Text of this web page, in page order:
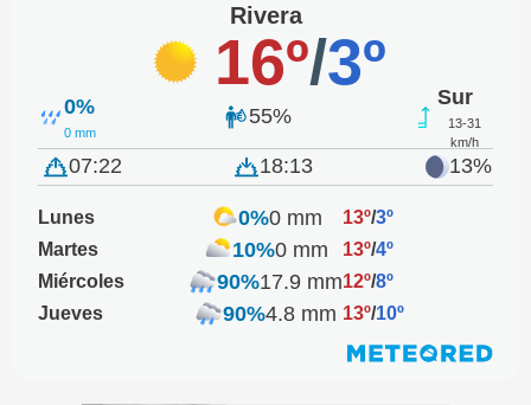
Rivera
16º/3º
0%
0 mm
55%
Sur
13-31
km/h
07:22 18:13 13%
Lunes 0%0 mm 13º/3º
Martes
10%0 mm 13º/4º
Miércoles
90%17.9 mm12º/8º
Jueves
90%4.8 mm 13º/10º